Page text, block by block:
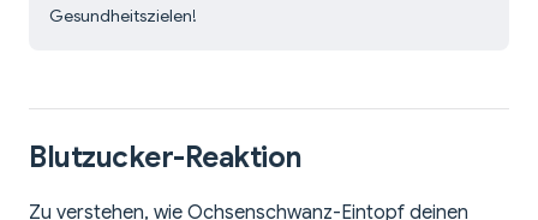
Gesundheitszielen!
Blutzucker-Reaktion
Zu verstehen, wie Ochsenschwanz-Eintopf deinen